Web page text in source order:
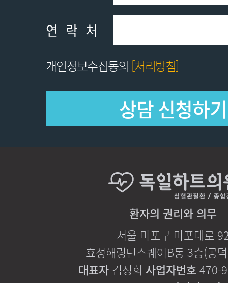
연락처
개인정보수집동의 [처리방침]
환자의 권리와 의무
서울 마포구 마포대로
효성해링턴스퀘어B동 3층(공
대표자 김성희 사업자번호 470-